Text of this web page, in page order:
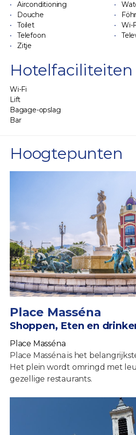
Airconditioning
Douche
Toilet
Wi-
Telefoon
Zitje
Hotelfaciliteiten
Wi-Fi
Lift
Bagage-opslag
Bar
Hoogtepunten
Place Masséna
Shoppen, Eten en
Place Masséna
Place Masséna is het
Het plein wordt omringd met
gezellige restaurants.